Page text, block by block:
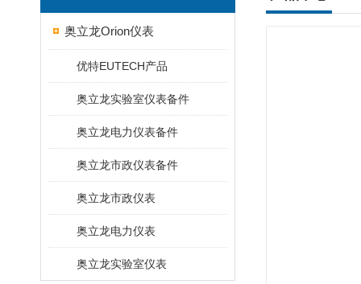
奥立龙Orion仪表
优特EUTECH产品
奥立龙实验室仪表备件
奥立龙电力仪表备件
奥立龙市政仪表备件
奥立龙市政仪表
奥立龙电力仪表
奥立龙实验室仪表